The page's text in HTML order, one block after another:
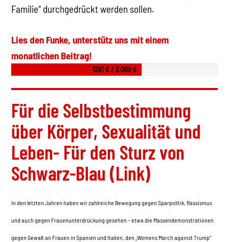
Familie“ durchgedrückt werden sollen.
Lies den Funke, unterstütz uns mit einem
monatlichen Beitrag!
1261 € / 2.000 €
Für die Selbstbestimmung
über Körper, Sexualität und
Leben- Für den Sturz von
Schwarz-Blau (Link)
In den letzten Jahren haben wir zahlreiche Bewegung gegen Sparpolitik, Rassismus
und auch gegen Frauenunterdrückung gesehen – etwa die Massendemonstrationen
gegen Gewalt an Frauen in Spanien und Italien, den „Womens March against Trump“